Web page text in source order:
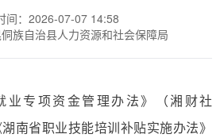
间：2026-07-07 14:58
族自治县人力资源和社会保障局
业专项资金管理办法》（湘财社
南省职业技能培训补贴实施办法》